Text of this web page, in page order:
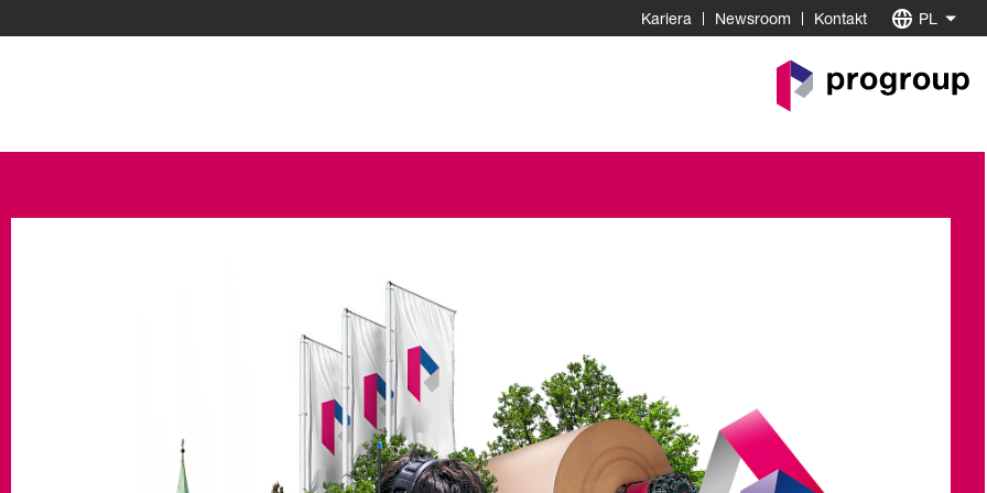
Kariera Newsroom Kontakt PL
strony
startowej